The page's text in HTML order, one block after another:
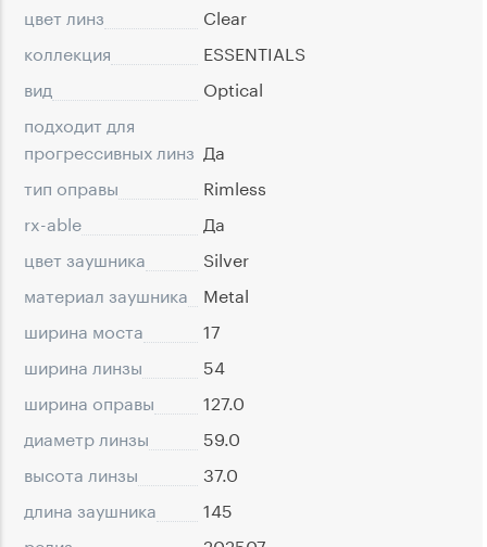
цвет линз
Clear
коллекция
ESSENTIALS
вид
Optical
подходит для
прогрессивных линз Да
тип оправы
Rimless
rx-able
Да
цвет заушника
Silver
материал заушника
Metal
ширина моста
17
ширина линзы
54
ширина оправы
127.0
диаметр линзы
59.0
высота линзы
37.0
длина заушника
145